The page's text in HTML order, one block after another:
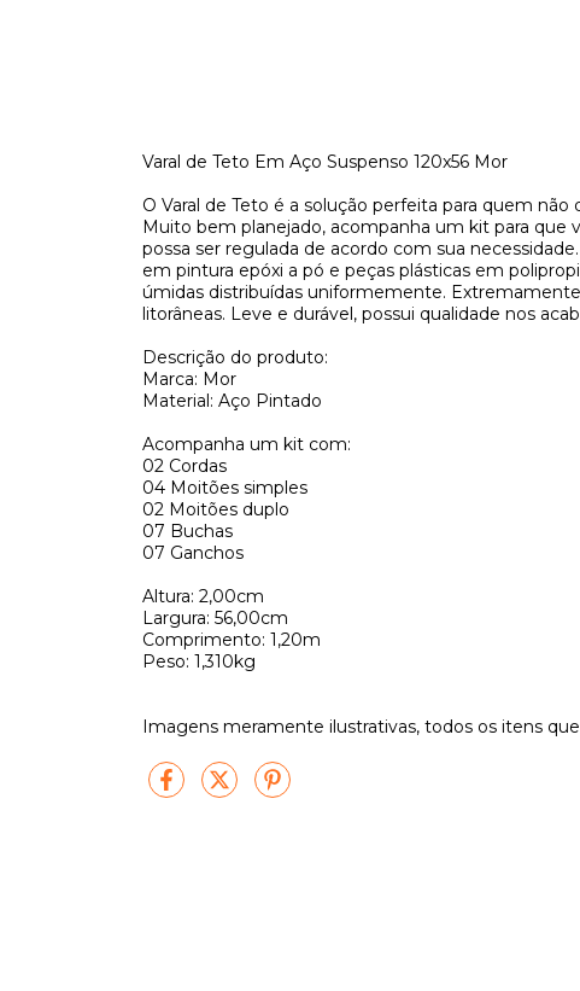
Varal de Teto Em Aço Suspenso 120x56 Mor
O Varal de Teto é a solução perfeita para quem
Muito bem planejado, acompanha um kit para que
possa ser regulada de acordo com sua
em pintura epóxi a pó e peças plásticas em
úmidas distribuídas uniformemente.
litorâneas. Leve e durável, possui qualidade nos
Descrição do produto:
Marca: Mor
Material: Aço Pintado
Acompanha um kit com:
02 Cordas
04 Moitões simples
02 Moitões duplo
07 Buchas
07 Ganchos
Altura: 2,00cm
Largura: 56,00cm
Comprimento: 1,20m
Peso: 1,310kg
Imagens meramente ilustrativas, todos os itens